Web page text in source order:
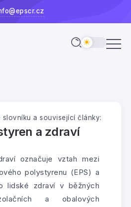
slovníku a související články:
a zdraví
označuje vztah mezi
polystyrenu (EPS) a
lidské zdraví v běžných
a obalových